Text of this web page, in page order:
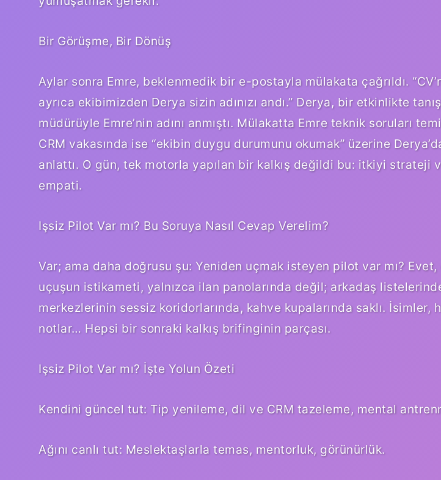
Bir Görüşme, Bir Dönüş
Aylar sonra Emre, beklenmedik bir e-postayla mülakata çağrıldı.
ayrıca ekibimizden Derya sizin adınızı andı.” Derya, bir etkinlikte
müdürüyle Emre’nin adını anmıştı. Mülakatta Emre teknik soruları
CRM vakasında ise “ekibin duygu durumunu okumak” üzerine
anlattı. O gün, tek motorla yapılan bir kalkış değildi bu: itkiyi strateji
empati.
Işsiz Pilot Var mı? Bu Soruya Nasıl Cevap Verelim?
Var; ama daha doğrusu şu: Yeniden uçmak isteyen pilot var mı?
uçuşun istikameti, yalnızca ilan panolarında değil; arkadaş
merkezlerinin sessiz koridorlarında, kahve kupalarında saklı. İsimler,
notlar… Hepsi bir sonraki kalkış brifinginin parçası.
Işsiz Pilot Var mı? İşte Yolun Özeti
Kendini güncel tut: Tip yenileme, dil ve CRM tazeleme, mental
Ağını canlı tut: Meslektaşlarla temas, mentorluk, görünürlük.